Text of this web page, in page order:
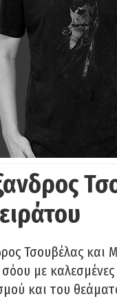
Τσουβέλας και
με
και του